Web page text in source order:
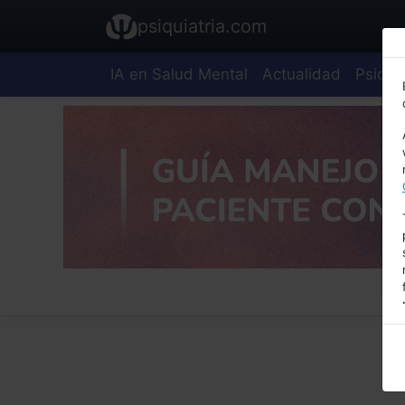
psiquiatria.com
IA en Salud Mental Actualidad